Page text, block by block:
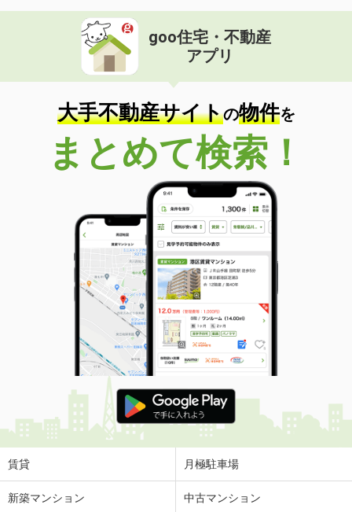
goo住宅・不動産
アプリ
大手不動産サイトの物件を
まとめて検索！
賃貸 月極駐車場
新築マンション 中古マンション